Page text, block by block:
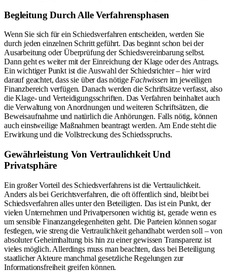
Begleitung Durch Alle Verfahrensphasen
Wenn Sie sich für ein Schiedsverfahren entscheiden, werden Sie
durch jeden einzelnen Schritt geführt. Das beginnt schon bei der
Ausarbeitung oder Überprüfung der Schiedsvereinbarung selbst.
Dann geht es weiter mit der Einreichung der Klage oder des Antrags.
Ein wichtiger Punkt ist die Auswahl der Schiedsrichter – hier wird
darauf geachtet, dass sie über das nötige Fachwissenim jeweiligen
Finanzbereich verfügen. Danach werden die Schriftsätze verfasst, also
die Klage- und Verteidigungsschriften. Das Verfahren beinhaltet auch
die Verwaltung von Anordnungen und weiteren Schriftsätzen, die
Beweisaufnahme und natürlich die Anhörungen. Falls nötig, können
auch einstweilige Maßnahmen beantragt werden. Am Ende steht die
Erwirkung und die Vollstreckung des Schiedsspruchs.
Gewährleistung Von Vertraulichkeit Und
Privatsphäre
Ein großer Vorteil des Schiedsverfahrens ist die Vertraulichkeit.
Anders als bei Gerichtsverfahren, die oft öffentlich sind, bleibt bei
Schiedsverfahren alles unter den Beteiligten. Das ist ein Punkt, der
vielen Unternehmen und Privatpersonen wichtig ist, gerade wenn es
um sensible Finanzangelegenheiten geht. Die Parteien können sogar
festlegen, wie streng die Vertraulichkeit gehandhabt werden soll – von
absoluter Geheimhaltung bis hin zu einer gewissen Transparenz ist
vieles möglich. Allerdings muss man beachten, dass bei Beteiligung
staatlicher Akteure manchmal gesetzliche Regelungen zur
Informationsfreiheit greifen können.